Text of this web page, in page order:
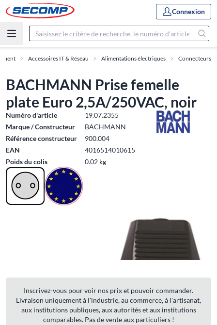
Connexion
Accessoires IT & Réseau Alimentations électriques Connecteurs
BACHMANN Prise femelle
plate Euro 2,5A/250VAC, noir
Numéro d'article
19.07.2355
Marque / Constructeur
BACHMANN
Référence constructeur
900.004
EAN
4016514010615
Poids du colis
0.02 kg
Inscrivez-vous pour voir nos prix et pouvoir commander.
Livraison uniquement à l'industrie, au commerce, à l'artisanat,
aux institutions publiques, aux autorités et aux institutions
comparables. Pas de vente aux particuliers !